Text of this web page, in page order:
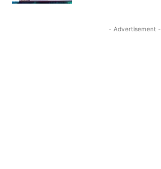
- Advertisement -